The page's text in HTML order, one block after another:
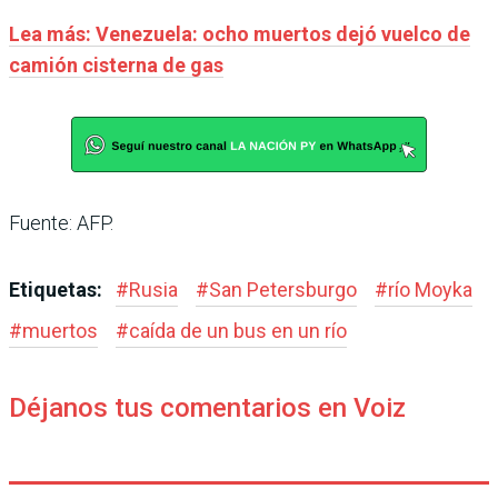
Lea más: Venezuela: ocho muertos dejó vuelco de
camión cisterna de gas
Fuente: AFP.
Etiquetas: #Rusia #San Petersburgo #río Moyka
#muertos #caída de un bus en un río
Déjanos tus comentarios en Voiz